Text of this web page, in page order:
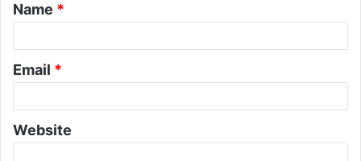
Name *
Email *
Website